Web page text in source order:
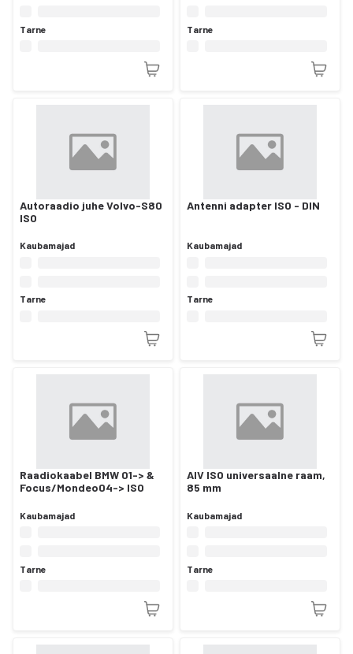
Tarne Tarne
Autoraadio juhe Volvo-S80
ISO
Kaubamajad
Tarne
Antenni adapter ISO - DIN
Kaubamajad
Tarne
Raadiokaabel BMW 01-> &
Focus/Mondeo04-> ISO
Kaubamajad
Tarne
AIV ISO universaalne raam,
85 mm
Kaubamajad
Tarne